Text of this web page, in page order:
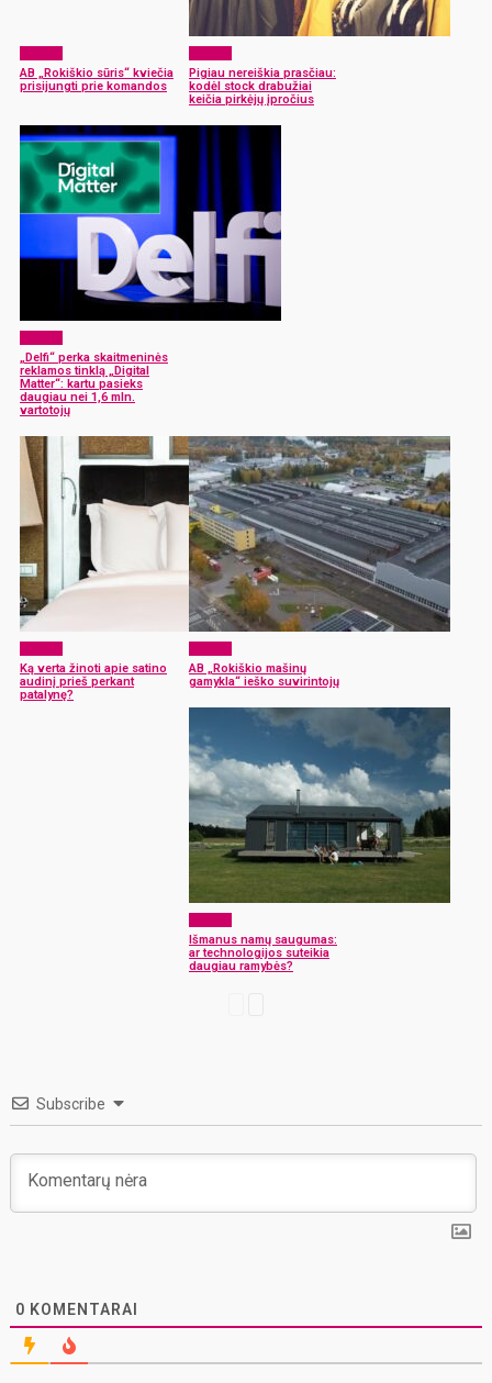
AB „Rokiškio sūris“ kviečia
prisijungti prie komandos
Pigiau nereiškia prasčiau:
kodėl stock drabužiai
keičia pirkėjų įpročius
„Delfi“ perka skaitmeninės
reklamos tinklą „Digital
Matter“: kartu pasieks
daugiau nei 1,6 mln.
vartotojų
Ką verta žinoti apie satino
audinį prieš perkant
patalynę?
AB „Rokiškio mašinų
gamykla“ ieško suvirintojų
Išmanus namų saugumas:
ar technologijos suteikia
daugiau ramybės?
Subscribe
0 KOMENTARAI